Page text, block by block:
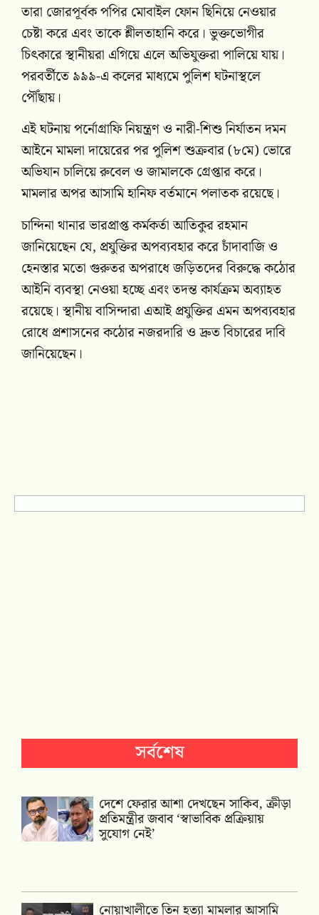
তারা জোরপূর্বক পপির মোবাইল ফোন ছিনিয়ে নেওয়ার
চেষ্টা করে এবং তাকে শ্লীলতাহানি করে। ভুক্তভোগীর
চিৎকারে স্থানীয়রা এগিয়ে এলে অভিযুক্তরা পালিয়ে যায়।
পরবর্তীতে ৯৯৯-এ কলের মাধ্যমে পুলিশ ঘটনাস্থলে
পৌঁছায়।
এই ঘটনায় পর্নোগ্রাফি নিয়ন্ত্রণ ও নারী-শিশু নির্যাতন দমন
আইনে মামলা দায়েরের পর পুলিশ শুক্রবার (৮মে) ভোরে
অভিযান চালিয়ে রুবেল ও জামালকে গ্রেপ্তার করে।
মামলার অপর আসামি হানিফ বর্তমানে পলাতক রয়েছে।
চান্দিনা থানার ভারপ্রাপ্ত কর্মকর্তা আতিকুর রহমান
জানিয়েছেন যে, প্রযুক্তির অপব্যবহার করে চাঁদাবাজি ও
হেনস্তার মতো গুরুতর অপরাধে জড়িতদের বিরুদ্ধে কঠোর
আইনি ব্যবস্থা নেওয়া হচ্ছে এবং তদন্ত কার্যক্রম অব্যাহত
রয়েছে। স্থানীয় বাসিন্দারা এআই প্রযুক্তির এমন অপব্যবহার
রোধে প্রশাসনের কঠোর নজরদারি ও দ্রুত বিচারের দাবি
জানিয়েছেন।
সর্বশেষ
দেশে ফেরার আশা দেখছেন সাকিব, ক্রীড়া
প্রতিমন্ত্রীর জবাব ‘স্বাভাবিক প্রক্রিয়ায়
সুযোগ নেই’
নোয়াখালীতে তিন হত্যা মামলার আসামি